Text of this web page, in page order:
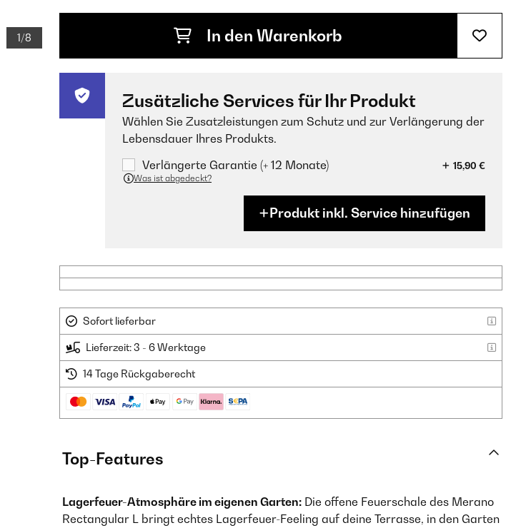
1/8 In den Warenkorb
Zusätzliche Services für Ihr Produkt
Wählen Sie Zusatzleistungen zum Schutz und zur Verlängerung der
Lebensdauer Ihres Produkts.
Verlängerte Garantie (+ 12 Monate)
15,90 €
Was ist abgedeckt?
Produkt inkl. Service hinzufügen
Sofort lieferbar
Lieferzeit: 3 - 6 Werktage
14 Tage Rückgaberecht
Top-Features
Lagerfeuer-Atmosphäre im eigenen Garten: Die offene Feuerschale des Merano
Rectangular L bringt echtes Lagerfeuer-Feeling auf deine Terrasse, in den Garten